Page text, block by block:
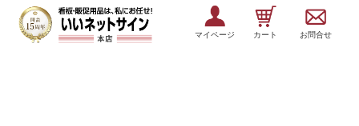
マイページ カート お問合せ